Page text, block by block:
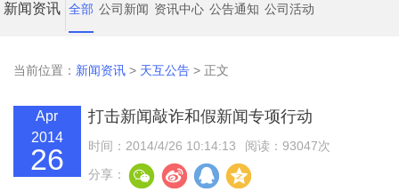
新闻资讯 全部 公司新闻 资讯中心 公告通知 公司活动
当前位置： 新闻资讯 > 天互公告 > 正文
Apr
2014
26
打击新闻敲诈和假新闻专项行动
时间：2014/4/26 10:14:13
阅读：93047次
分享：